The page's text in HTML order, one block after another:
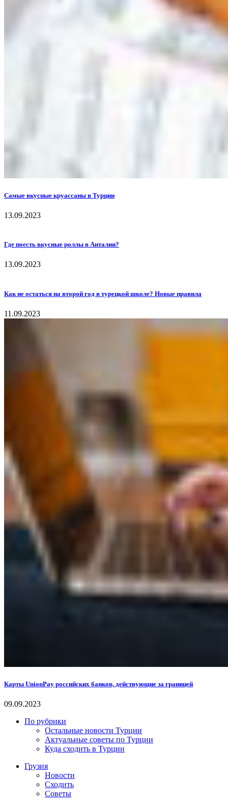
Самые вкусные круассаны в Турции
13.09.2023
Где поесть вкусные роллы в Анталии?
13.09.2023
Как не остаться на второй год в турецкой школе? Новые правила
11.09.2023
Карты UnionPay российских банков, действующие за границей
09.09.2023
По рубрики
Остальные новости Турции
Актуальные советы по Турции
Куда сходить в Турции
Грузия
Новости
Сходить
Советы